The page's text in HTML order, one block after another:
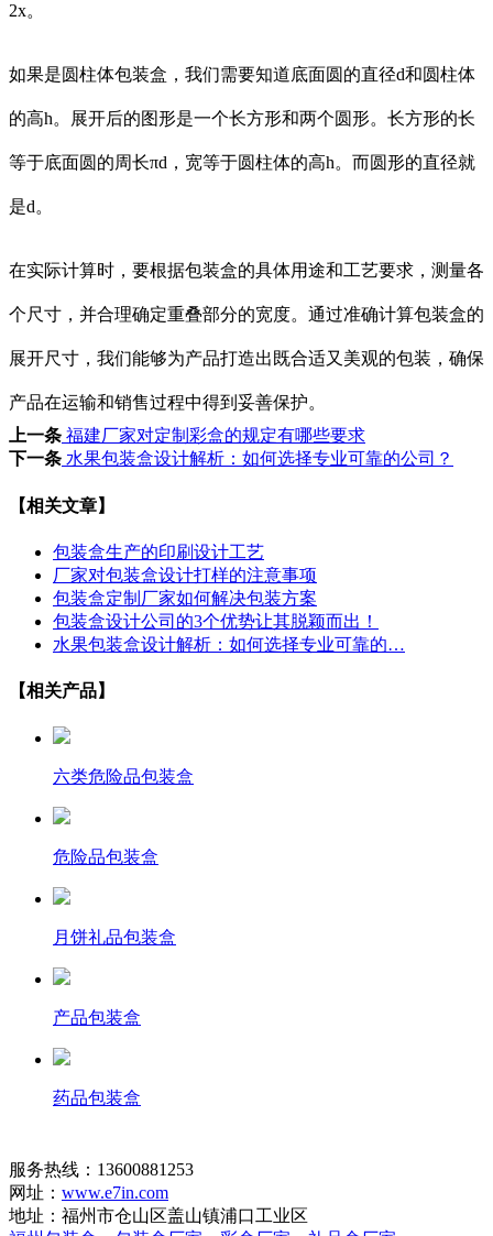
2x。
如果是圆柱体包装盒，我们需要知道底面圆的直径d和圆柱体
的高h。展开后的图形是一个长方形和两个圆形。长方形的长
等于底面圆的周长πd，宽等于圆柱体的高h。而圆形的直径就
是d。
在实际计算时，要根据包装盒的具体用途和工艺要求，测量各
个尺寸，并合理确定重叠部分的宽度。通过准确计算包装盒的
展开尺寸，我们能够为产品打造出既合适又美观的包装，确保
产品在运输和销售过程中得到妥善保护。
上一条 福建厂家对定制彩盒的规定有哪些要求
下一条 水果包装盒设计解析：如何选择专业可靠的公司？
【相关文章】
包装盒生产的印刷设计工艺
厂家对包装盒设计打样的注意事项
包装盒定制厂家如何解决包装方案
包装盒设计公司的3个优势让其脱颖而出！
水果包装盒设计解析：如何选择专业可靠的…
【相关产品】
六类危险品包装盒
危险品包装盒
月饼礼品包装盒
产品包装盒
药品包装盒
服务热线：13600881253
网址： www.e7in.com
地址：福州市仓山区盖山镇浦口工业区